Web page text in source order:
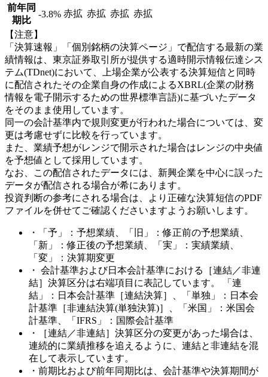
前年同
期比
-3.8% 赤拡 赤拡 赤拡 赤拡
【注意】
「決算速報」「個別銘柄の決算ページ」で配信する最新の業
績情報は、東京証券取引所が提供する適時開示情報伝達シス
テム(TDnet)において、上場企業が公表する決算短信と同時
に配信されたその企業自身の作成によるXBRL(企業の財務
情報を電子開示するための世界標準言語)に基づいたデータ
をそのまま使用しています。
同一の会計基準内で規則変更が行われた場合については、変
更は考慮せずに比較を行っています。
また、業績予想がレンジで開示された場合はレンジの中央値
を予想値として採用しています。
なお、この配信されたデータには、新興企業を中心に誤った
データが配信される場合が希にあります。
投資判断の参考にされる場合は、より正確な決算短信のPDF
ファイルを併せてご確認くださいますようお願いします。
・「予」：予想業績、「旧」：修正前の予想業績、
「新」：修正後の予想業績、「実」：実績業績、
「変」：決算期変更
・ 会計基準および日本会計基準における［連結／非連
結］決算区分は右端項目に表記しています。 「連
結」：日本会計基準［連結決算］、「単独」：日本会
計基準［非連結決算(単独決算)］、「米国」：米国会
計基準、「IFRS」：国際会計基準
・［連結／非連結］決算区分の変更があった場合は、
連続的に業績推移を追えるように、連結と非連結を混
在して表示しています。
・前期比および前年同期比は、会計基準や決算期間が